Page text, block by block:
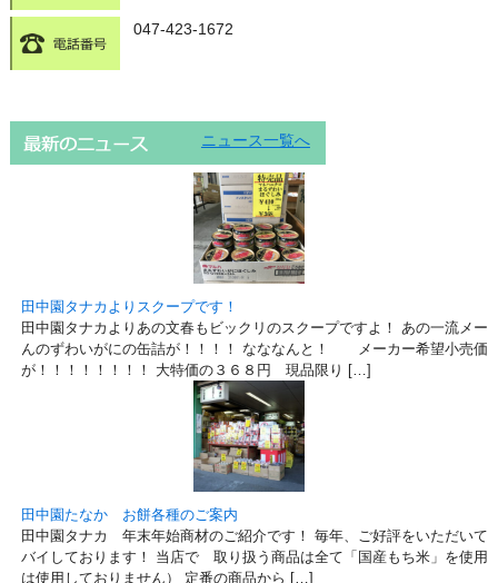
047-423-1672
ニュース一覧へ
田中園タナカよりスクープです！
田中園タナカよりあの文春もビックリのスクープですよ！ あの一流メー
んのずわいがにの缶詰が！！！！ なななんと！ メーカー希望小売価
が！！！！！！！！ 大特価の３６８円 現品限り […]
田中園たなか お餅各種のご案内
田中園タナカ 年末年始商材のご紹介です！ 毎年、ご好評をいただいて
バイしております！ 当店で 取り扱う商品は全て「国産もち米」を使用
は使用しておりません） 定番の商品から […]